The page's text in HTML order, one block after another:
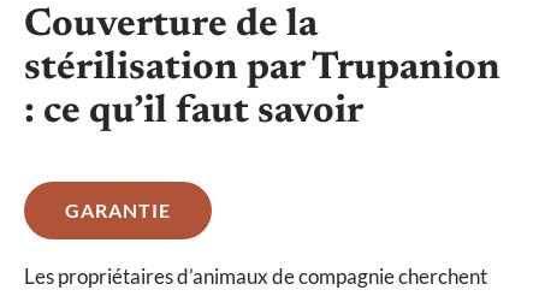
Couverture de la
stérilisation par Trupanion
: ce qu’il faut savoir
GARANTIE
Les propriétaires d’animaux de compagnie cherchent